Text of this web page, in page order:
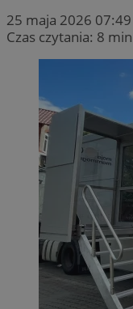
25 maja 2026 07:49
Czas czytania: 8